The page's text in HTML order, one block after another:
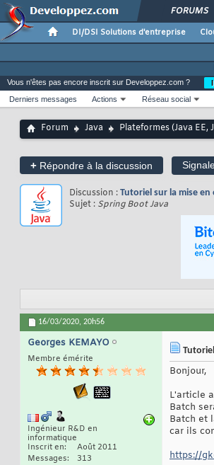
FORUMS
DI/DSI Solutions d'entreprise
Vous n'êtes pas encore inscrit sur Developpez.com ?
Derniers messages
Actions Réseau social
Forum Java Plateformes (Java EE,
+ Répondre à la discussion
Discussion : Tutoriel sur la mise
Sujet : Spring Boot Java
16/03/2020, 20h56
Georges KEMAYO
Membre émérite
Ingénieur R&D en
informatique
Inscrit en
Août 2011
Messages
313
Bonjour,
L'article
Batch
Batch et
car ils
https://